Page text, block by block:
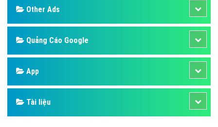
SEO
Banner
Facebook
Google